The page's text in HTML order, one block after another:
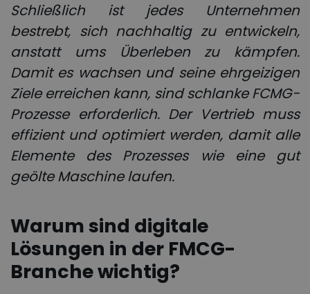
Schließlich ist jedes Unternehmen
bestrebt, sich nachhaltig zu entwickeln,
anstatt ums Überleben zu kämpfen.
Damit es wachsen und seine ehrgeizigen
Ziele erreichen kann, sind schlankeFCMG-
Prozesse erforderlich. Der Vertrieb muss
effizient und optimiert werden, damit alle
Elemente des Prozesses wie eine gut
geölte Maschine laufen.
Warum sind digitale
Lösungen in der FMCG-
Branche wichtig?